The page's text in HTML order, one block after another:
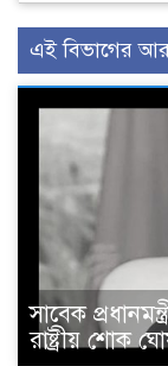
এই বিভাগের
সাবেক
রাষ্ট্রীয় শোক